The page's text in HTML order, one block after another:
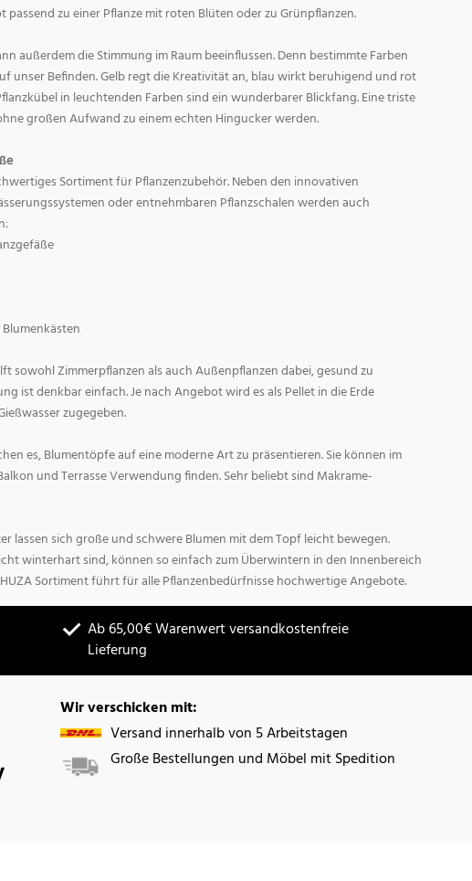
passend zu einer Pflanze mit roten Blüten oder zu Grünpflanzen.
außerdem die Stimmung im Raum beeinflussen. Denn bestimmte Farben
unser Befinden. Gelb regt die Kreativität an, blau wirkt beruhigend und rot
in leuchtenden Farben sind ein wunderbarer Blickfang. Eine triste
großen Aufwand zu einem echten Hingucker werden.
Sortiment für Pflanzenzubehör. Neben den innovativen
oder entnehmbaren Pflanzschalen werden auch
sowohl Zimmerpflanzen als auch Außenpflanzen dabei, gesund zu
ist denkbar einfach. Je nach Angebot wird es als Pellet in die Erde
zugegeben.
es, Blumentöpfe auf eine moderne Art zu präsentieren. Sie können im
und Terrasse Verwendung finden. Sehr beliebt sind Makrame-
lassen sich große und schwere Blumen mit dem Topf leicht bewegen.
winterhart sind, können so einfach zum Überwintern in den Innenbereich
Sortiment führt für alle Pflanzenbedürfnisse hochwertige Angebote.
Ab 65,00€ Warenwert versandkostenfreie
Lieferung
Wir verschicken mit:
Versand innerhalb von 5 Arbeitstagen
Große Bestellungen und Möbel mit Spedition